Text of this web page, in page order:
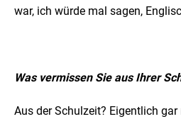
war, ich würde mal sagen,
Was vermissen Sie aus Ihrer
Aus der Schulzeit? Eigentlich